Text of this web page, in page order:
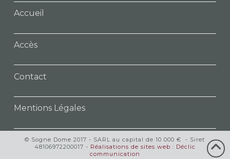
Accueil
Accès
Contact
Mentions Légales
© Sogne Dome 2017 - SARL au capital de 10 000 € - Siret
48106972200017 - Réalisations de sites web : Déclic
communication